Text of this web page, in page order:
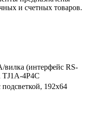
и счетных товаров.
вилка (интерфейс RS-
4P4C
192х64